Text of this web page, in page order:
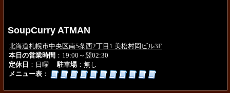
SoupCurry ATMAN
北海道札幌市中央区南5条西2丁目1 美松村岡ビル3F
本日の営業時間 ：19:00～翌02:30
定休日 ：日曜駐車場：無し
メニュー表 ：